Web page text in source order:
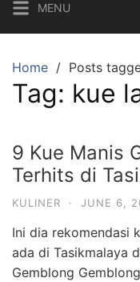
MENU
Home Posts
Tag: kue
9 Kue Manis
Terhits di
KULINER · JUNE 6,
Ini dia rekomendasi
ada di Tasikmalaya
Gemblong